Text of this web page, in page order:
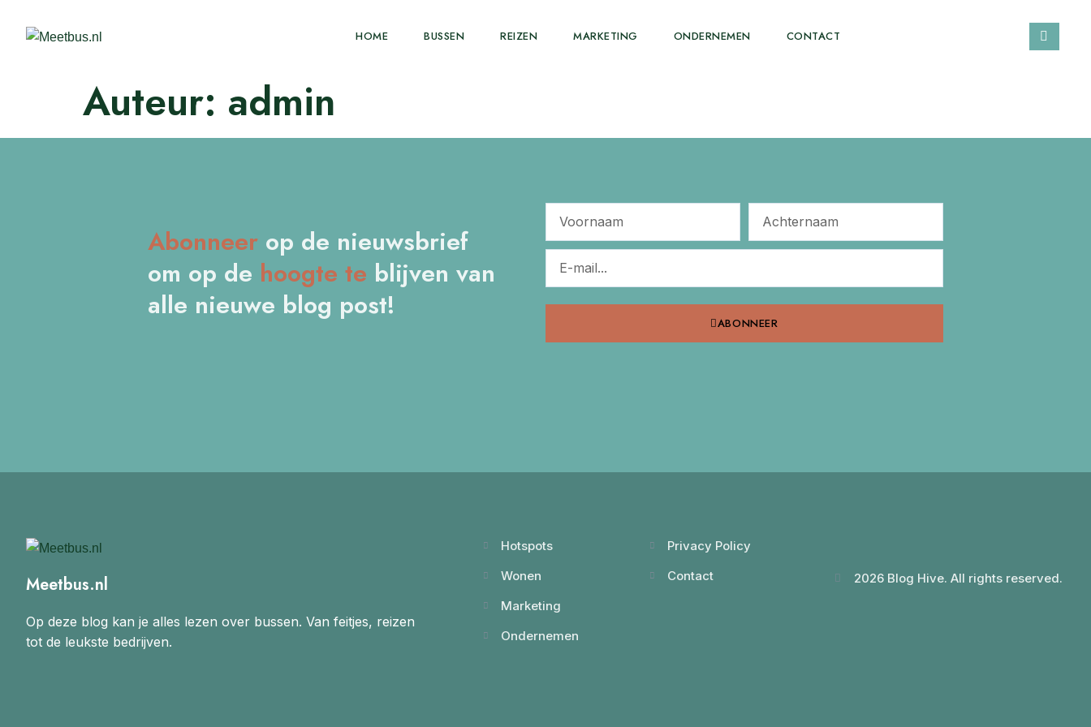
HOME BUSSEN REIZEN MARKETING ONDERNEMEN CONTACT
Auteur: admin
Abonneer op de nieuwsbrief
om op de hoogte te blijven van
alle nieuwe blog post!
ABONNEER
Meetbus.nl
Op deze blog kan je alles lezen over bussen. Van feitjes, reizen
tot de leukste bedrijven.
Hotspots
Wonen
Marketing
Ondernemen
Privacy Policy
Contact
2026 Blog Hive. All rights reserved.